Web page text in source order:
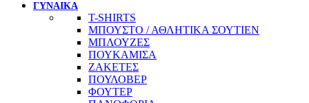
ΓΥΝΑΙΚΑ
T-SHIRTS
ΜΠΟΥΣΤΟ / ΑΘΛΗΤΙΚΑ ΣΟΥΤΙΕΝ
ΜΠΛΟΥΖΕΣ
ΠΟΥΚΑΜΙΣΑ
ΖΑΚΕΤΕΣ
ΠΟΥΛΟΒΕΡ
ΦΟΥΤΕΡ